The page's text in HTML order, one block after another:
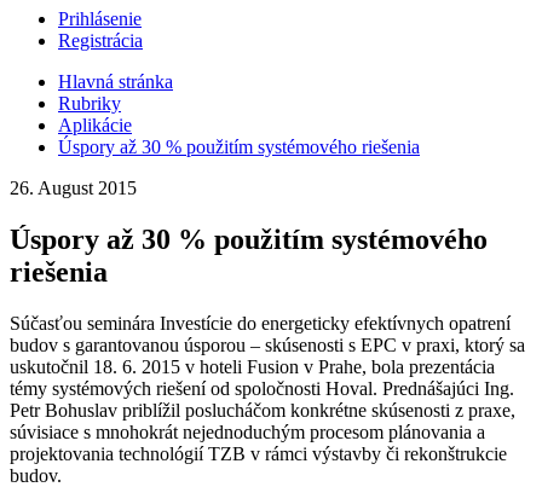
Prihlásenie
Registrácia
Hlavná stránka
Rubriky
Aplikácie
Úspory až 30 % použitím systémového riešenia
26. August 2015
Úspory až 30 % použitím systémového
riešenia
Súčasťou seminára Investície do energeticky efektívnych opatrení
budov s garantovanou úsporou – skúsenosti s EPC v praxi, ktorý sa
uskutočnil 18. 6. 2015 v hoteli Fusion v Prahe, bola prezentácia
témy systémových riešení od spoločnosti Hoval. Prednášajúci Ing.
Petr Bohuslav priblížil poslucháčom konkrétne skúsenosti z praxe,
súvisiace s mnohokrát nejednoduchým procesom plánovania a
projektovania technológií TZB v rámci výstavby či rekonštrukcie
budov.